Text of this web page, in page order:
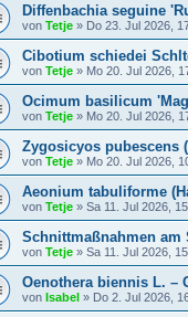
Diffenbachia seguine
von Tetje » Do 23. Jul 2026,
Cibotium schiedei
von Tetje » Mo 20. Jul 2026,
Ocimum basilicum
von Tetje » Mo 20. Jul 2026,
Zygosicyos pubescens
von Tetje » Mo 20. Jul 2026,
Aeonium tabuliforme
von Tetje » Sa 11. Jul 2026,
Schnittmaßnahmen am
von Tetje » Sa 11. Jul 2026,
Oenothera biennis L. –
von Isabel » Do 2. Jul 2026,